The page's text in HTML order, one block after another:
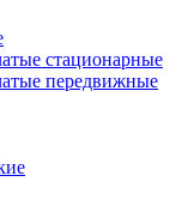
стационарные
передвижные